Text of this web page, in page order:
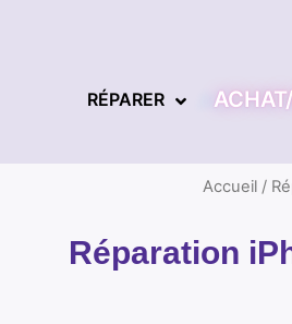
RÉPARER
Accueil/
Réparation